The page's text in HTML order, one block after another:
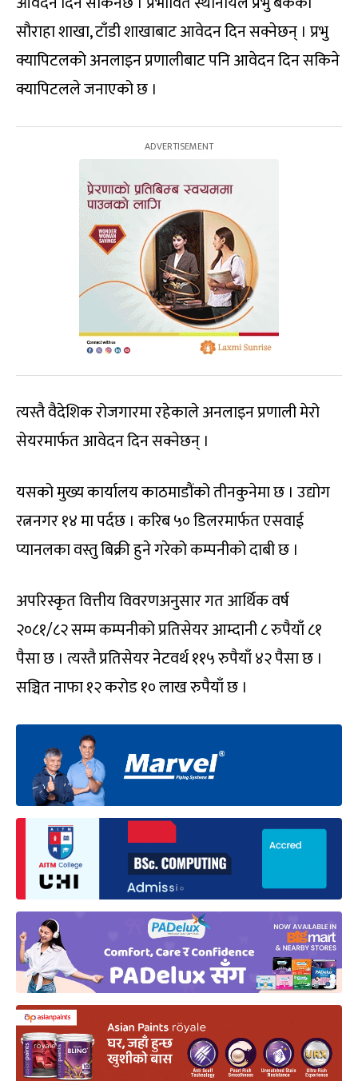
सौराहा शाखा, टाँडी शाखाबाट आवेदन दिन सक्नेछन् । प्रभु
क्यापिटलको अनलाइन प्रणालीबाट पनि आवेदन दिन सकिने
क्यापिटलले जनाएको छ ।
त्यस्तै वैदेशिक रोजगारमा रहेकाले अनलाइन प्रणाली मेरो
सेयरमार्फत आवेदन दिन सक्नेछन् ।
यसको मुख्य कार्यालय काठमाडौंको तीनकुनेमा छ । उद्योग
रत्ननगर १४ मा पर्दछ । करिब ५० डिलरमार्फत एसवाई
प्यानलका वस्तु बिक्री हुने गरेको कम्पनीको दाबी छ ।
अपरिस्कृत वित्तीय विवरणअनुसार गत आर्थिक वर्ष
२०८१/८२ सम्म कम्पनीको प्रतिसेयर आम्दानी ८ रुपैयाँ ८१
पैसा छ । त्यस्तै प्रतिसेयर नेटवर्थ ११५ रुपैयाँ ४२ पैसा छ ।
सञ्चित नाफा १२ करोड १० लाख रुपैयाँ छ ।